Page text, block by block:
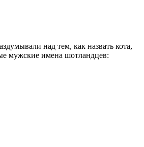
над тем, как назвать кота,
мужские имена шотландцев: